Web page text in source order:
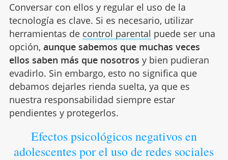
Conversar con ellos y regular el uso de la
tecnología es clave. Si es necesario, utilizar
herramientas de control parental puede ser una
opción, aunque sabemos que muchas veces
ellos saben más que nosotros y bien pudieran
evadirlo. Sin embargo, esto no significa que
debamos dejarles rienda suelta, ya que es
nuestra responsabilidad siempre estar
pendientes y protegerlos.
Efectos psicológicos negativos en
adolescentes por el uso de redes sociales